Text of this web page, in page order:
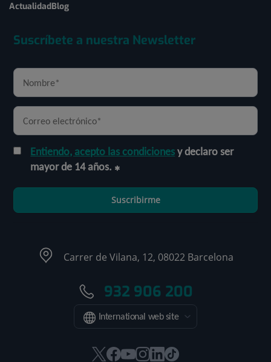
ActualidadBlog
Suscríbete a nuestra Newsletter
Entiendo, acepto las condicionesy declaro ser
mayor de 14 años.
Suscribirme
Carrer de Vilana, 12, 08022 Barcelona
932 906 200
International web site
EsteEsteEsteEsteEsteEnlace